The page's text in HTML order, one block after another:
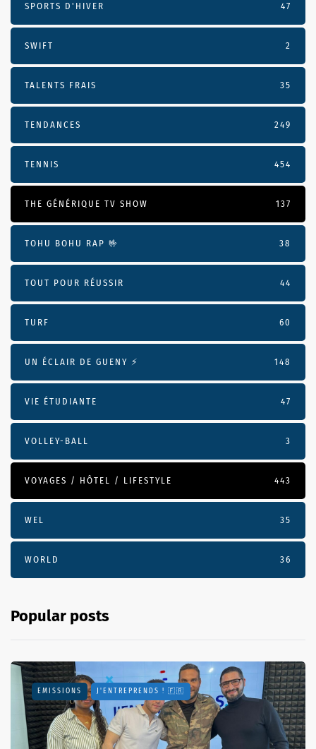
SPORTS D'HIVER 47
SWIFT 2
TALENTS FRAIS 35
TENDANCES 249
TENNIS 454
THE GÉNÉRIQUE TV SHOW 137
TOHU BOHU RAP 🤟 38
TOUT POUR RÉUSSIR 44
TURF 60
UN ÉCLAIR DE GUENY ⚡️ 148
VIE ÉTUDIANTE 47
VOLLEY-BALL 3
VOYAGES / HÔTEL / LIFESTYLE 443
WEL 35
WORLD 36
Popular posts
EMISSIONS J'ENTREPRENDS ! 🇫🇷